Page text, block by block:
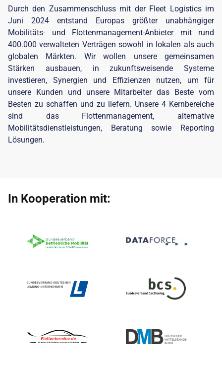
Durch den Zusammenschluss mit der Fleet Logistics im
Juni 2024 entstand Europas größter unabhängiger
Mobilitäts- und Flottenmanagement-Anbieter mit rund
400.000 verwalteten Verträgen sowohl in lokalen als auch
globalen Märkten. Wir wollen unsere gemeinsamen
Stärken ausbauen, in zukunftsweisende Systeme
investieren, Synergien und Effizienzen nutzen, um für
unsere Kunden und unsere Mitarbeiter das Beste vom
Besten zu schaffen und zu liefern. Unsere 4 Kernbereiche
sind das Flottenmanagement, alternative
Mobilitätsdienstleistungen, Beratung sowie Reporting
Lösungen.
In Kooperation mit: